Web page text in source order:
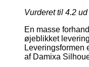
Vurderet til 4.2 ud
En masse
øjeblikket
af Damixa